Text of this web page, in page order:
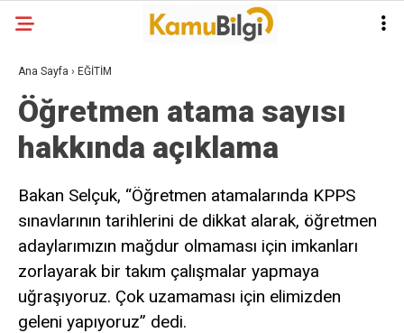
Ana Sayfa › EĞİTİM
Öğretmen atama sayısı
hakkında açıklama
Bakan Selçuk, “Öğretmen atamalarında KPPS
sınavlarının tarihlerini de dikkat alarak, öğretmen
adaylarımızın mağdur olmaması için imkanları
zorlayarak bir takım çalışmalar yapmaya
uğraşıyoruz. Çok uzamaması için elimizden
geleni yapıyoruz” dedi.